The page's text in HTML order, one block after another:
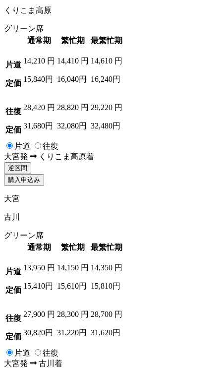
くりこま高原
グリーン席
通常期
繁忙期 最繁忙期
片道
定価
14,210 円
15,840円
14,410 円
16,040円
14,610 円
16,240円
往復
定価
28,420 円
31,680円
28,820 円
32,080円
29,220 円
32,480円
片道
往復
大宮発 くりこま高原着
逆区間
購入申込み
大宮
古川
グリーン席
通常期
繁忙期 最繁忙期
片道
定価
13,950 円
15,410円
14,150 円
15,610円
14,350 円
15,810円
往復
定価
27,900 円
30,820円
28,300 円
31,220円
28,700 円
31,620円
片道
往復
大宮発 古川 着